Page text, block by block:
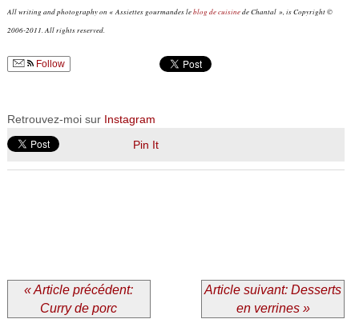
All writing and photography on « Assiettes gourmandes leblog de cuisinede Chantal », is Copyright ©
2006-2011. All rights reserved.
Follow
Retrouvez-moi sur Instagram
Pin It
« Article précédent:
Curry de porc
Article suivant: Desserts
en verrines »